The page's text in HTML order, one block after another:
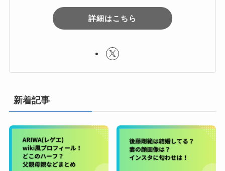
詳細はこちら
新着記事